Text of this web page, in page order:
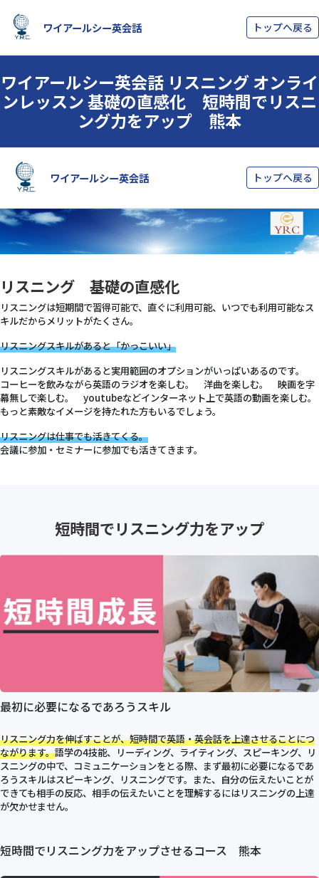
ワイアールシー英会話 トップへ戻る
ワイアールシー英会話 リスニング オンライ
ンレッスン 基礎の直感化 短時間でリスニ
ング力をアップ 熊本
リスニング 基礎の直感化
リスニングは短期間で習得可能で、直ぐに利用可能、いつでも利用可能なス
キルだからメリットがたくさん。
リスニングスキルがあると「かっこいい」
リスニングスキルがあると実用範囲のオプションがいっぱいあるのです。
コーヒーを飲みながら英語のラジオを楽しむ。 洋曲を楽しむ。 映画を字
幕無しで楽しむ。 youtubeなどインターネット上で英語の動画を楽しむ。
もっと素敵なイメージを持たれた方もいるでしょう。
リスニングは仕事でも活きてくる。
会議に参加・セミナーに参加でも活きてきます。
短時間でリスニング力をアップ
最初に必要になるであろうスキル
リスニング力を伸ばすことが、短時間で英語・英会話を上達させることにつ
ながります。語学の4技能、リーディング、ライティング、スピーキング、リ
スニングの中で、コミュニケーションをとる際、まず最初に必要になるであ
ろうスキルはスピーキング、リスニングです。また、自分の伝えたいことが
できても相手の反応、相手の伝えたいことを理解するにはリスニングの上達
が欠かせません。
短時間でリスニング力をアップさせるコース 熊本